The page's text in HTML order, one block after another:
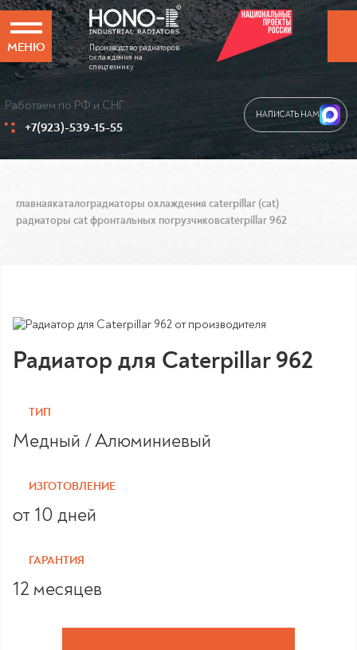
МЕНЮ
Производство радиаторов
охлаждения на
спецтехнику
НАПИСАТЬ НАМ
Работаем по РФ и СНГ
+7(923)-539-15-55
главнаякаталоградиаторы охлаждения caterpillar (cat)
радиаторы cat фронтальных погрузчиковcaterpillar 962
Радиатор для Caterpillar 962
ТИП
Медный / Алюминиевый
ИЗГОТОВЛЕНИЕ
от 10 дней
ГАРАНТИЯ
12 месяцев